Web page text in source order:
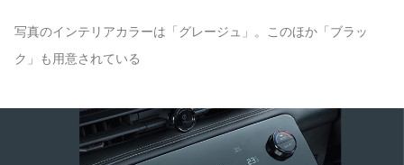
写真のインテリアカラーは「グレージュ」。このほか「ブラッ
ク」も用意されている